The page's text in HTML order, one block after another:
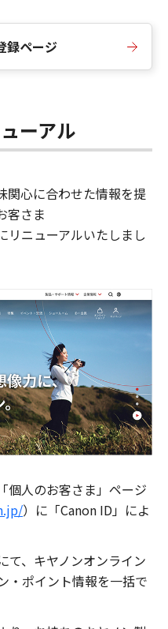
録ページ
ーアル
関心に合わせた情報を提
客さま
リニューアルいたしまし
個人のお客さま」ページ
）に「Canon ID」によ
て、キヤノンオンライン
・ポイント情報を一括で